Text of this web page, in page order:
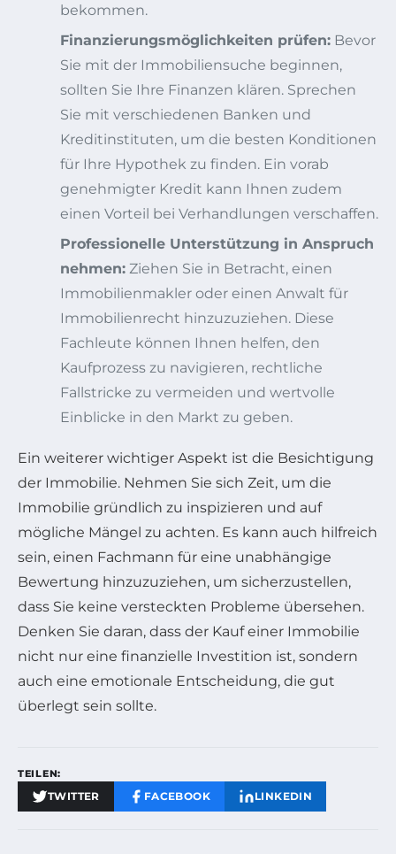
bekommen.
Finanzierungsmöglichkeiten prüfen: Bevor
Sie mit der Immobiliensuche beginnen,
sollten Sie Ihre Finanzen klären. Sprechen
Sie mit verschiedenen Banken und
Kreditinstituten, um die besten Konditionen
für Ihre Hypothek zu finden. Ein vorab
genehmigter Kredit kann Ihnen zudem
einen Vorteil bei Verhandlungen verschaffen.
Professionelle Unterstützung in Anspruch
nehmen: Ziehen Sie in Betracht, einen
Immobilienmakler oder einen Anwalt für
Immobilienrecht hinzuzuziehen. Diese
Fachleute können Ihnen helfen, den
Kaufprozess zu navigieren, rechtliche
Fallstricke zu vermeiden und wertvolle
Einblicke in den Markt zu geben.
Ein weiterer wichtiger Aspekt ist die Besichtigung
der Immobilie. Nehmen Sie sich Zeit, um die
Immobilie gründlich zu inspizieren und auf
mögliche Mängel zu achten. Es kann auch hilfreich
sein, einen Fachmann für eine unabhängige
Bewertung hinzuzuziehen, um sicherzustellen,
dass Sie keine versteckten Probleme übersehen.
Denken Sie daran, dass der Kauf einer Immobilie
nicht nur eine finanzielle Investition ist, sondern
auch eine emotionale Entscheidung, die gut
überlegt sein sollte.
TEILEN:
TWITTER FACEBOOK LINKEDIN